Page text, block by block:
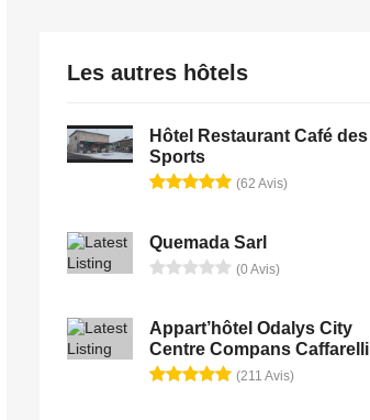
Les autres hôtels
Hôtel Restaurant Café des
Sports
(62 Avis)
Quemada Sarl
(0 Avis)
Appart’hôtel Odalys City
Centre Compans Caffarelli
(211 Avis)